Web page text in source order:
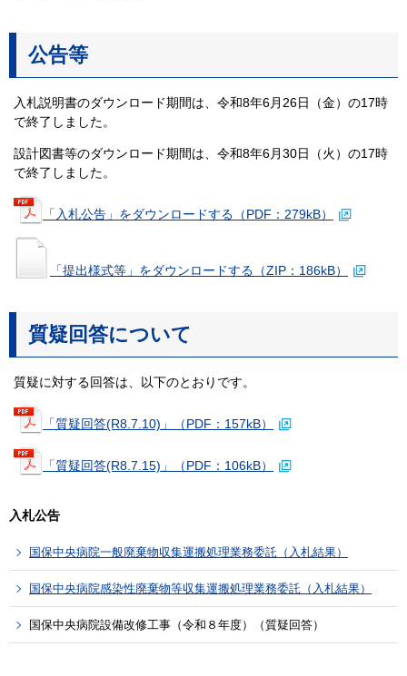
公告等
入札説明書のダウンロード期間は、令和8年6月26日（金）の17時
で終了しました。
設計図書等のダウンロード期間は、令和8年6月30日（火）の17時
で終了しました。
「入札公告」をダウンロードする（PDF：279kB）
「提出様式等」をダウンロードする（ZIP：186kB）
質疑回答について
質疑に対する回答は、以下のとおりです。
「質疑回答(R8.7.10)」（PDF：157kB）
「質疑回答(R8.7.15)」（PDF：106kB）
入札公告
国保中央病院一般廃棄物収集運搬処理業務委託（入札結果）
国保中央病院感染性廃棄物等収集運搬処理業務委託（入札結果）
国保中央病院設備改修工事（令和８年度）（質疑回答）